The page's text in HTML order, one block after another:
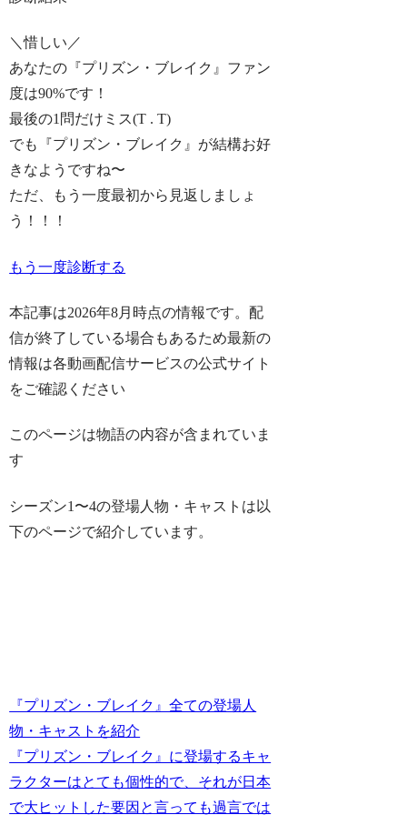
＼惜しい／
あなたの『プリズン・ブレイク』ファン
度は90%です！
最後の1問だけミス(T . T)
でも『プリズン・ブレイク』が結構お好
きなようですね〜
ただ、もう一度最初から見返しましょ
う！！！
もう一度診断する
本記事は2026年8月時点の情報です。配
信が終了している場合もあるため最新の
情報は各動画配信サービスの公式サイト
をご確認ください
このページは物語の内容が含まれていま
す
シーズン1〜4の登場人物・キャストは以
下のページで紹介しています。
『プリズン・ブレイク』全ての登場人
物・キャストを紹介
『プリズン・ブレイク』に登場するキャ
ラクターはとても個性的で、それが日本
で大ヒットした要因と言っても過言では